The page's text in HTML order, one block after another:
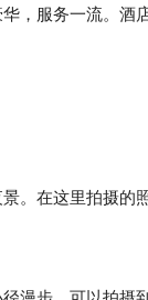
，服务一流。酒
。在这里拍摄的